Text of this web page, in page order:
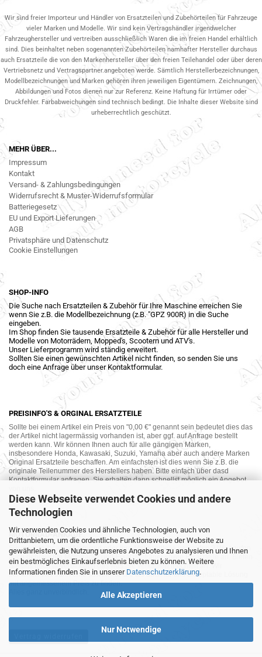
Diese Webseite verwendet Cookies und andere
Technologien
Wir verwenden Cookies und ähnliche Technologien, auch von
Drittanbietern, um die ordentliche Funktionsweise der Website zu
gewährleisten, die Nutzung unseres Angebotes zu analysieren und Ihnen
ein bestmögliches Einkaufserlebnis bieten zu können. Weitere
Informationen finden Sie in unserer Datenschutzerklärung.
Alle Akzeptieren
Nur Notwendige
Wir sind freier Importeur und Händler von Ersatzteilen und Zubehörteilen für Fahrzeuge
vieler Marken und Modelle. Wir sind kein Vertragshändler irgendwelcher
Fahrzeughersteller und vertreiben ausschließlich Waren die im freien Handel erhältlich
sind. Dies beinhaltet neben sogenannten Zubehörteilen namhafter Hersteller durchaus
auch Ersatzteile die von den Markenhersteller über den freien Teilehandel oder über deren
Vertriebsnetz und Vertragspartner.angeboten werde. Sämtlich Herstellerbezeichnungen,
Modellbezeichnungen und Marken gehören ihren jeweiligen Eigentümern. Zeichnungen,
Abbildungen und Fotos dienen nur zur Referenz. Keine Haftung für Irrtümer oder
Druckfehler. Farbabweichungen sind technisch bedingt. Die Inhalte dieser Website sind
urheberrechtlich geschützt.
MEHR ÜBER...
Impressum
Kontakt
Versand- & Zahlungsbedingungen
Widerrufsrecht & Muster-Widerrufsformular
Batteriegesetz
EU und Export Lieferungen
AGB
Privatsphäre und Datenschutz
Cookie Einstellungen
SHOP-INFO
Die Suche nach Ersatzteilen & Zubehör für Ihre Maschine erreichen Sie
wenn Sie z.B. die Modellbezeichnung (z.B. "GPZ 900R) in die Suche
eingeben.
Im Shop finden Sie tausende Ersatzteile & Zubehör für alle Hersteller und
Modelle von Motorrädern, Mopped's, Scootern und ATV's.
Unser Lieferprogramm wird ständig erweitert.
Sollten Sie einen gewünschten Artikel nicht finden, so senden Sie uns
doch eine Anfrage über unser Kontaktformular.
PREISINFO'S & ORGINAL ERSATZTEILE
Sollte bei einem Artikel ein Preis von "0,00 €" genannt sein bedeutet dies das
der Artikel nicht lagermässig vorhanden ist, aber ggf. auf Anfrage bestellt
werden kann. Wir können Ihnen auch für alle gängigen Marken,
insbesondere Honda, Kawasaki, Suzuki, Yamaha aber auch andere Marken
Original Ersatzteile beschaffen. Am einfachsten ist dies wenn Sie z.B. die
originale Teilenummer des Herstellers haben. Bitte einfach über dasd
Kontaktformular anfragen. Sie erhalten dann schnellst möglich ein Angebot
MOTORRAD-ANKAUF
Sie möchte Ihr altes Motorrad oder Ihre Motorradteile verkaufen ? Wir kaufen
auch gebrauchte Motorräder und Ersatzteilträger sowie Ersatzteile an. Bieten
Sie uns doch unverbindlich das was Sie verkaufen möchten an. Wir
bemühen uns dann eine sowohl für Sie als auch für uns akzeptable Lösung
mit angemessenem Preis zu finden.